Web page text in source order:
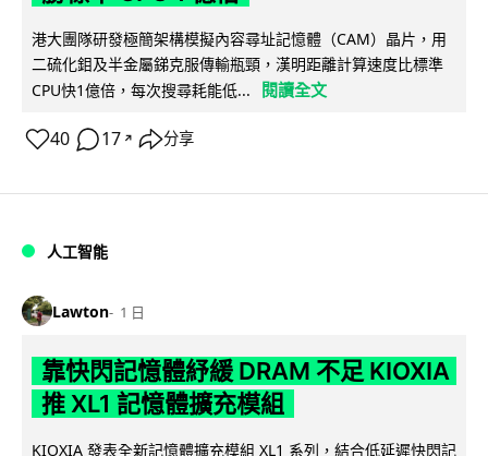
港大團隊研發極簡架構模擬內容尋址記憶體（CAM）晶片，用
二硫化鉬及半金屬銻克服傳輸瓶頸，漢明距離計算速度比標準
CPU快1億倍，每次搜尋耗能低...
閱讀全文
40 17 ↗ 分享
人工智能
Lawton 1 日
靠快閃記憶體紓緩 DRAM 不足 KIOXIA
推 XL1 記憶體擴充模組
KIOXIA 發表全新記憶體擴充模組 XL1 系列，結合低延遲快閃記